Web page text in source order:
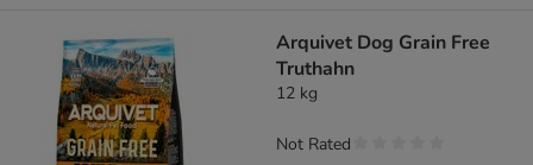
Arquivet Dog Grain Free
Truthahn
12 kg
Not Rated